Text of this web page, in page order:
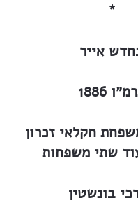
*
אייר
1886
חקלאי זכרון
בונשטין